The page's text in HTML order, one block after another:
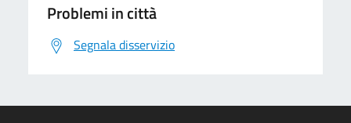
Problemi in città
Segnala disservizio